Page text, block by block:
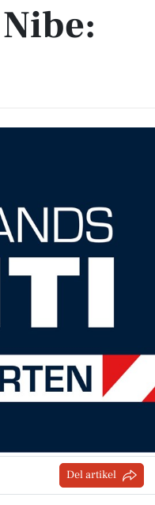
Del artikel